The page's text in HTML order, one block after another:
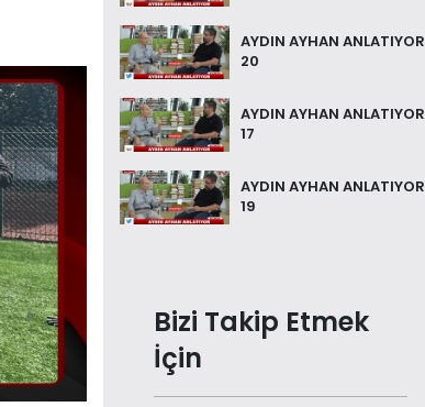
AYDIN AYHAN ANLATIYOR
20
AYDIN AYHAN ANLATIYOR
17
AYDIN AYHAN ANLATIYOR
19
Bizi Takip Etmek
İçin